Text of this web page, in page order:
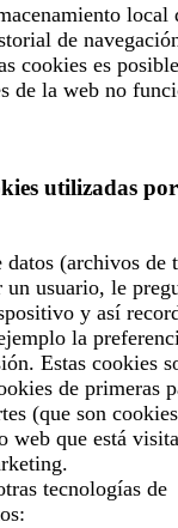
local
de
cookies es
de la web no
utilizadas por
datos (archivos de
usuario, le
y así
la
Estas cookies
de primeras
(que son
que está
tecnologías de